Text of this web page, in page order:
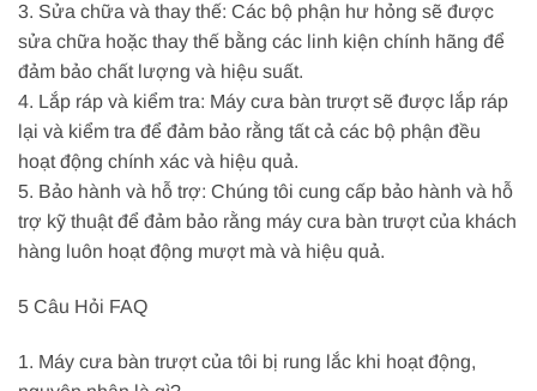
3. Sửa chữa và thay thế: Các bộ phận hư hỏng sẽ được
sửa chữa hoặc thay thế bằng các linh kiện chính hãng để
đảm bảo chất lượng và hiệu suất.
4. Lắp ráp và kiểm tra: Máy cưa bàn trượt sẽ được lắp ráp
lại và kiểm tra để đảm bảo rằng tất cả các bộ phận đều
hoạt động chính xác và hiệu quả.
5. Bảo hành và hỗ trợ: Chúng tôi cung cấp bảo hành và hỗ
trợ kỹ thuật để đảm bảo rằng máy cưa bàn trượt của khách
hàng luôn hoạt động mượt mà và hiệu quả.
5 Câu Hỏi FAQ
1. Máy cưa bàn trượt của tôi bị rung lắc khi hoạt động,